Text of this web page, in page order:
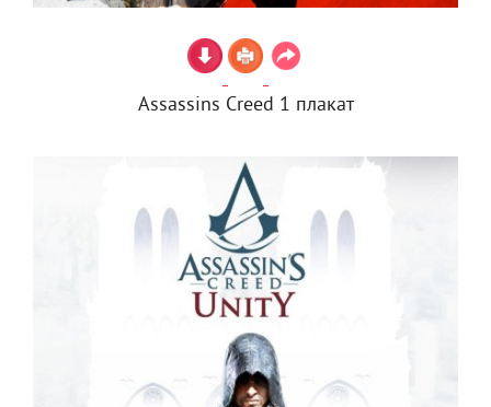
Assassins Creed 1 плакат